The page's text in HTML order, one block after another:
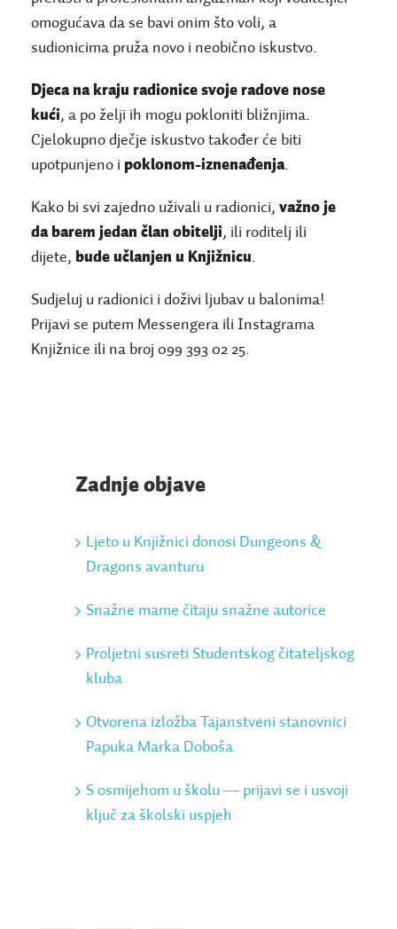
omogućava da se bavi onim što voli, a
sudionicima pruža novo i neobično iskustvo.
Djeca na kraju radionice svoje radove nose
kući, a po želji ih mogu pokloniti bližnjima.
Cjelokupno dječje iskustvo također će biti
upotpunjeno i poklonom-iznenađenja.
Kako bi svi zajedno uživali u radionici,važno je
da barem jedan član obitelji, ili roditelj ili
dijete, bude učlanjen u Knjižnicu.
Sudjeluj u radionici i doživi ljubav u balonima!
Prijavi se putem Messengera ili Instagrama
Knjižnice ili na broj 099 393 02 25.
Zadnje objave
Ljeto u Knjižnici donosi Dungeons &
Dragons avanturu
Snažne mame čitaju snažne autorice
Proljetni susreti Studentskog čitateljskog
kluba
Otvorena izložba Tajanstveni stanovnici
Papuka Marka Doboša
S osmijehom u školu ― prijavi se i usvoji
ključ za školski uspjeh